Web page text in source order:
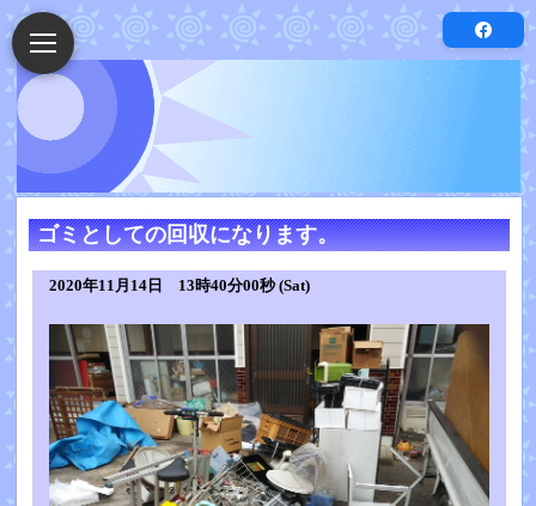
ゴミとしての回収になります。
2020年11月14日 13時40分00秒 (Sat)